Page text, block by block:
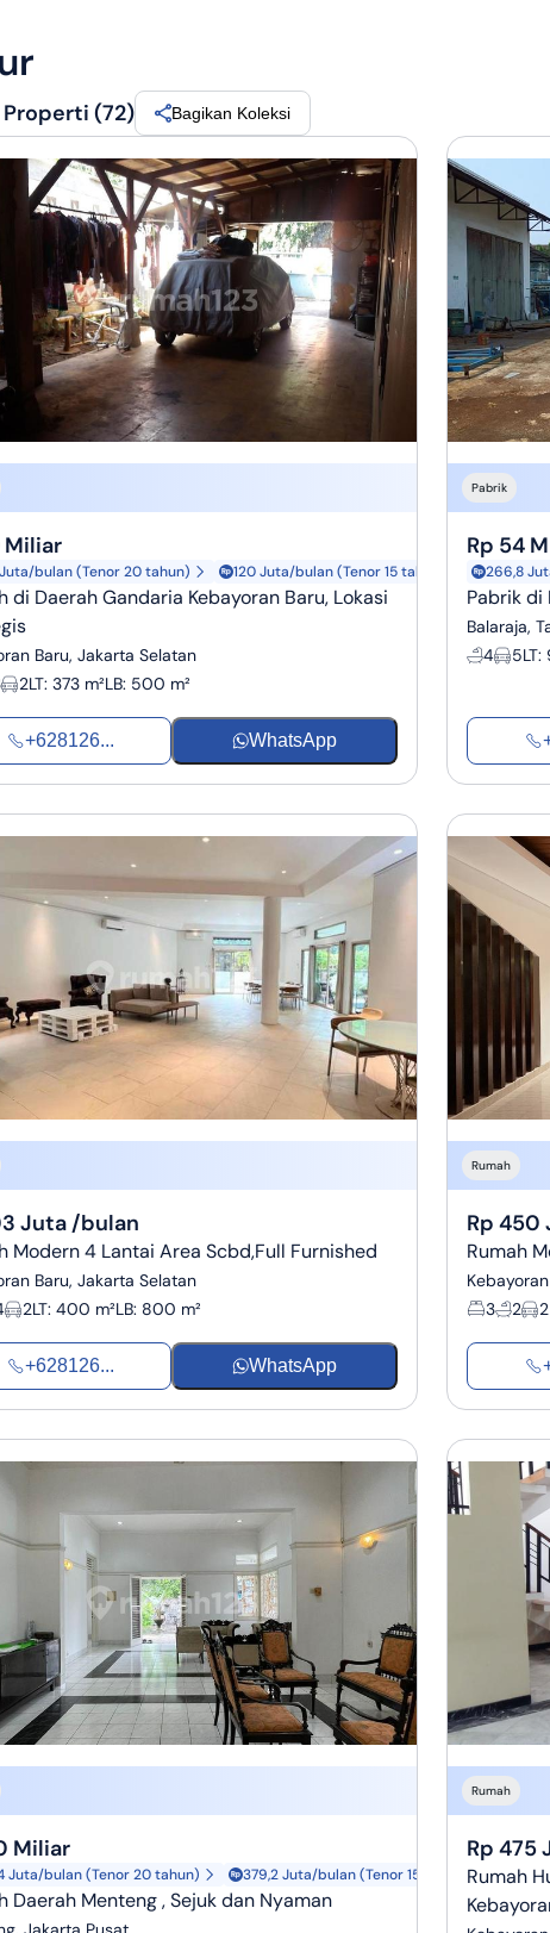
Properti (72) Bagikan Koleksi
Miliar
bulan (Tenor 20 tahun) 120 Juta/bulan (Tenor 15 tahun)
di Daerah Gandaria Kebayoran Baru, Lokasi
Baru, Jakarta Selatan
2LT: 373 m²LB: 500 m²
+628126... WhatsApp
Pabrik
Rp 54
266,8
Pabrik di
Balaraja,
4
5LT:
Juta /bulan
Modern 4 Lantai Area Scbd,Full Furnished
Baru, Jakarta Selatan
2LT: 400 m²LB: 800 m²
+628126... WhatsApp
Rumah
Rp 450
Rumah
3
2 2
Miliar
Juta/bulan (Tenor 20 tahun) 379,2 Juta/bulan (Tenor 15 tahun)
Daerah Menteng , Sejuk dan Nyaman
Rumah
Rp 475
Rumah